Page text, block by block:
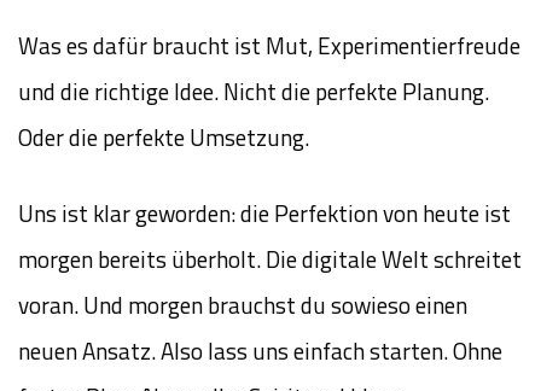
Was es dafür braucht ist Mut, Experimentierfreude
und die richtige Idee. Nicht die perfekte Planung.
Oder die perfekte Umsetzung.
Uns ist klar geworden: die Perfektion von heute ist
morgen bereits überholt. Die digitale Welt schreitet
voran. Und morgen brauchst du sowieso einen
neuen Ansatz. Also lass uns einfach starten. Ohne